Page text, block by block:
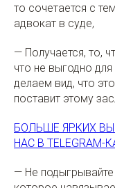
то сочетается с
адвокат в суде,
— Получается, то,
что не выгодно
делаем вид, что
поставит этому
БОЛЬШЕ ЯРКИХ
НАС В TELEGRAM-
— Не